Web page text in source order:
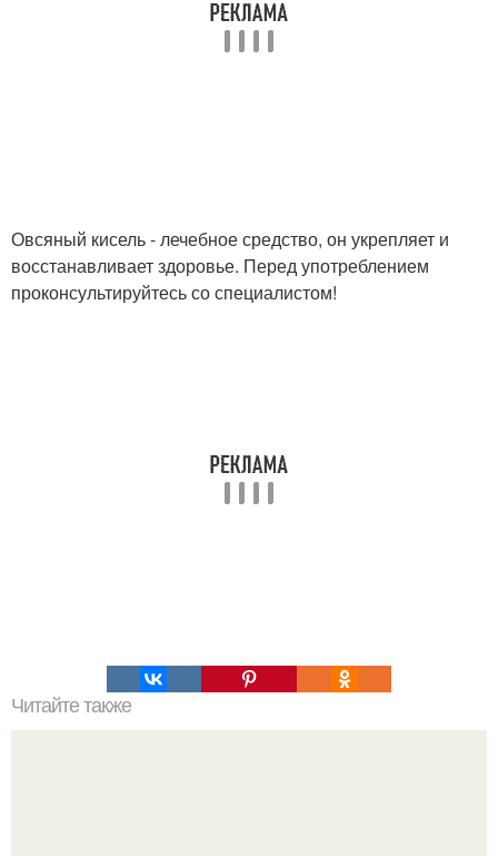
Овсяный кисель - лечебное средство, он укрепляет и
восстанавливает здоровье. Перед употреблением
проконсультируйтесь со специалистом!
Читайте также